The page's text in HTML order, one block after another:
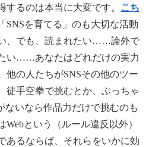
するのは本当に大変です。
こち
SNSを育てる」のも大切な活動
、でも、読まれたい……論外で
い……あなたはどれだけの実力
他の人たちがSNSその他のツー
徒手空拳で挑むとか、ぶっちゃ
ないなら作品力だけで挑むのも
という（ルール違反以外）
あるならば、それらをいかに効